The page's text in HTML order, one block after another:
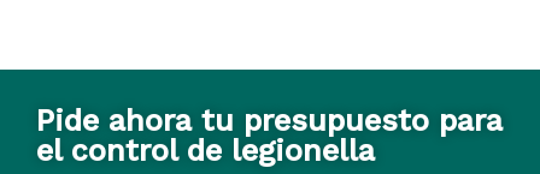
Pide ahora tu presupuesto para
el control de legionella